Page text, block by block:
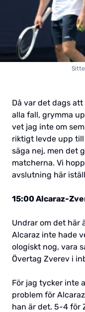
Då var det dags
alla fall, grymma
vet jag inte om
riktigt levde upp
säga nej, men det
matcherna. Vi
avslutning här
15:00 Alcaraz-
Undrar om det här
Alcaraz inte hade
ologiskt nog, vara
Övertag Zverev i
För jag tycker inte
problem för
han är det. 5-4 för